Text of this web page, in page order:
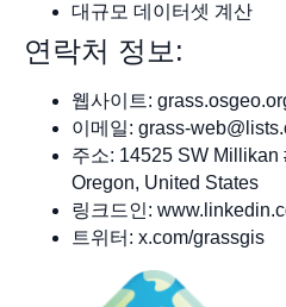
대규모 데이터셋 계산
연락처 정보:
웹사이트:
이메일: grass-
주소: 14525 SW Millikan
Oregon, United States
링크드인:
트위터: x.com/grassgis